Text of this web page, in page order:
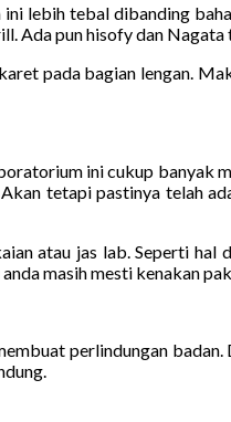
ini lebih tebal dibanding
Ada pun hisofy dan Nagata
pada bagian lengan.
ini cukup banyak
tetapi pastinya telah
atau jas lab. Seperti
masih mesti kenakan
perlindungan